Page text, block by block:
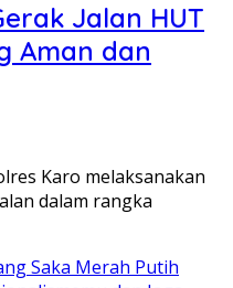
Jalan HUT
Aman dan
Karo melaksanakan
dalam rangka